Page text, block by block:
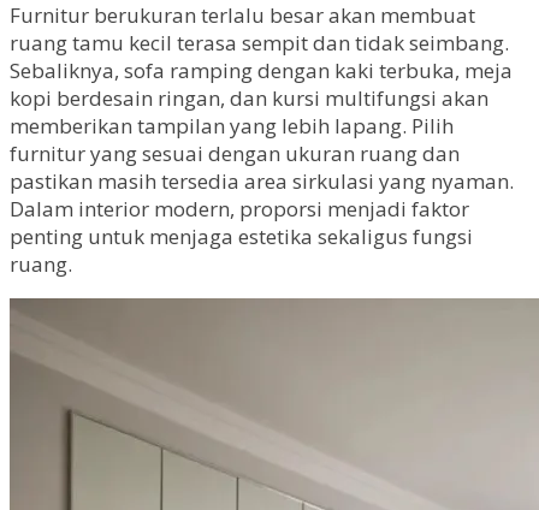
Furnitur berukuran terlalu besar akan membuat
ruang tamu kecil terasa sempit dan tidak seimbang.
Sebaliknya, sofa ramping dengan kaki terbuka, meja
kopi berdesain ringan, dan kursi multifungsi akan
memberikan tampilan yang lebih lapang. Pilih
furnitur yang sesuai dengan ukuran ruang dan
pastikan masih tersedia area sirkulasi yang nyaman.
Dalam interior modern, proporsi menjadi faktor
penting untuk menjaga estetika sekaligus fungsi
ruang.